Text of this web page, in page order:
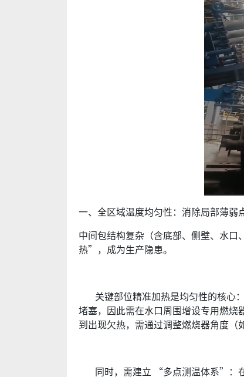
一、全区域温度均匀性：消除局部薄弱
中间包结构复杂（含底部、侧壁、水
热”，成为生产隐患。
关键部位精准加热是均匀性的核心：
堵塞，因此需在水口周围增设专用燃
到出现欠热，需通过调整燃烧器角度（
同时，需建立 “多点测温体系”：在